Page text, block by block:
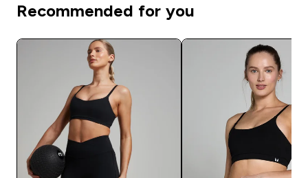
Recommended for you